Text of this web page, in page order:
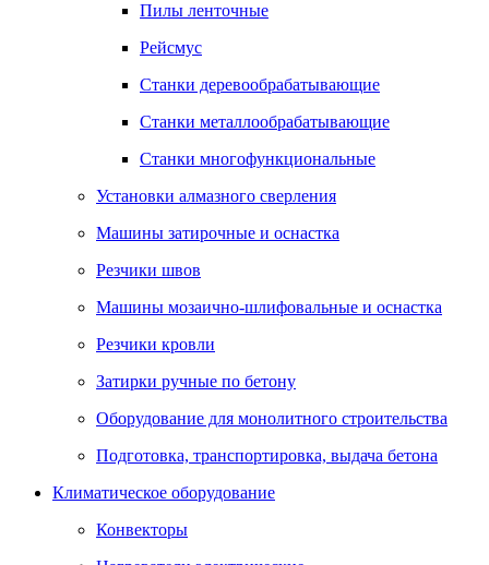
Пилы ленточные
Рейсмус
Станки деревообрабатывающие
Станки металлообрабатывающие
Станки многофункциональные
Установки алмазного сверления
Машины затирочные и оснастка
Резчики швов
Машины мозаично-шлифовальные и оснастка
Резчики кровли
Затирки ручные по бетону
Оборудование для монолитного строительства
Подготовка, транспортировка, выдача бетона
Климатическое оборудование
Конвекторы